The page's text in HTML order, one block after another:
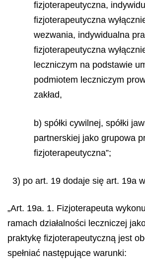
fizjoterapeutyczna,
fizjoterapeutyczna
wezwania, indywidualna
fizjoterapeutyczna
leczniczym na podstawie
podmiotem leczniczym
zakład,
b) spółki cywilnej, spółki
partnerskiej jako grupowa
fizjoterapeutyczna”;
3) po art. 19 dodaje się art. 19a
„Art. 19a. 1. Fizjoterapeuta
ramach działalności leczniczej
praktykę fizjoterapeutyczną jest
spełniać następujące warunki: